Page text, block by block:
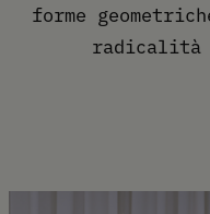
forme
radicalità